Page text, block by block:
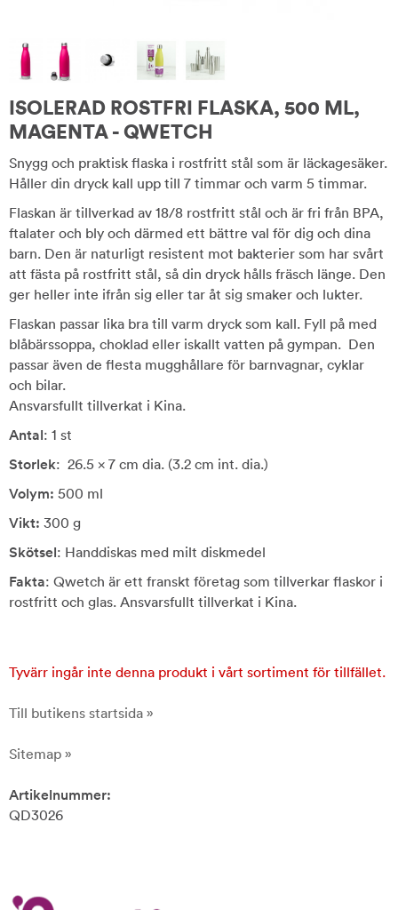
ISOLERAD ROSTFRI FLASKA, 500 ML,
MAGENTA - QWETCH
Snygg och praktisk flaska i rostfritt stål som är läckagesäker.
Håller din dryck kall upp till 7 timmar och varm 5 timmar.
Flaskan är tillverkad av 18/8 rostfritt stål och är fri från BPA,
ftalater och bly och därmed ett bättre val för dig och dina
barn. Den är naturligt resistent mot bakterier som har svårt
att fästa på rostfritt stål, så din dryck hålls fräsch länge. Den
ger heller inte ifrån sig eller tar åt sig smaker och lukter.
Flaskan passar lika bra till varm dryck som kall. Fyll på med
blåbärssoppa, choklad eller iskallt vatten på gympan. Den
passar även de flesta mugghållare för barnvagnar, cyklar
och bilar.
Ansvarsfullt tillverkat i Kina.
Antal: 1 st
Storlek: 26.5 x 7 cm dia. (3.2 cm int. dia.)
Volym: 500 ml
Vikt: 300 g
Skötsel: Handdiskas med milt diskmedel
Fakta: Qwetch är ett franskt företag som tillverkar flaskor i
rostfritt och glas. Ansvarsfullt tillverkat i Kina.
Tyvärr ingår inte denna produkt i vårt sortiment för tillfället.
Till butikens startsida »
Sitemap »
Artikelnummer:
QD3026